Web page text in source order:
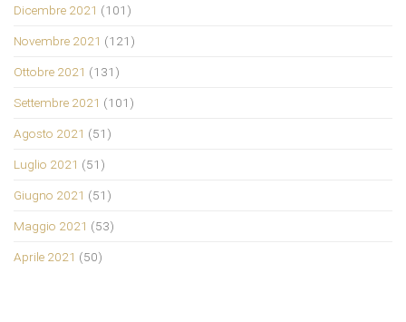
Dicembre 2021 (101)
Novembre 2021 (121)
Ottobre 2021 (131)
Settembre 2021 (101)
Agosto 2021 (51)
Luglio 2021 (51)
Giugno 2021 (51)
Maggio 2021 (53)
Aprile 2021 (50)